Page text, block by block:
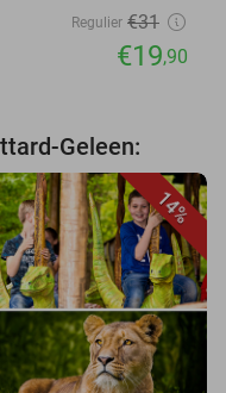
Regulier €31
€19,90
Geleen:
14%